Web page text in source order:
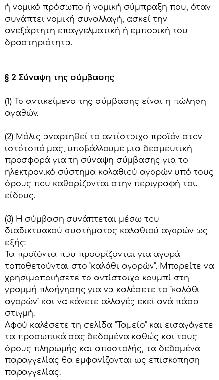
ή νομικό πρόσωπο ή νομική σύμπραξη που, όταν
συνάπτει νομική συναλλαγή, ασκεί την
ανεξάρτητη επαγγελματική ή εμπορική του
δραστηριότητα.
§ 2 Σύναψη της σύμβασης
(1) Το αντικείμενο της σύμβασης είναι η πώληση
αγαθών.
(2) Μόλις αναρτηθεί το αντίστοιχο προϊόν στον
ιστότοπό μας, υποβάλλουμε μια δεσμευτική
προσφορά για τη σύναψη σύμβασης για το
ηλεκτρονικό σύστημα καλαθιού αγορών υπό τους
όρους που καθορίζονται στην περιγραφή του
είδους.
(3) Η σύμβαση συνάπτεται μέσω του
διαδικτυακού συστήματος καλαθιού αγορών ως
εξής:
Τα προϊόντα που προορίζονται για αγορά
τοποθετούνται στο "καλάθι αγορών". Μπορείτε να
χρησιμοποιήσετε το αντίστοιχο κουμπί στη
γραμμή πλοήγησης για να καλέσετε το "καλάθι
αγορών" και να κάνετε αλλαγές εκεί ανά πάσα
στιγμή.
Αφού καλέσετε τη σελίδα "Ταμείο" και εισαγάγετε
τα προσωπικά σας δεδομένα καθώς και τους
όρους πληρωμής και αποστολής, τα δεδομένα
παραγγελίας θα εμφανίζονται ως επισκόπηση
παραγγελίας.